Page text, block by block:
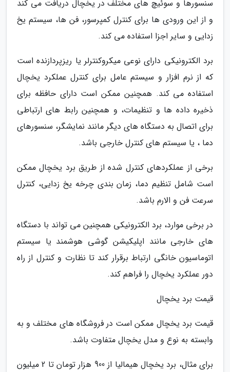
سنسورها و سوئیچ های مختلف در یخچال دریافت می کند
و از این ورودی ها برای کنترل کمپرسور، فن ها، سیستم یخ
زدایی و سایر اجزا استفاده می کند.
برد الکترونیکی دارای نوعی میکروکنترلر یا ریزپردازنده است
که از نرم افزار و سیستم عامل برای کنترل عملکرد یخچال
استفاده می کند. همچنین ممکن است دارای حافظه برای
ذخیره داده ها و تنظیمات، و همچنین رابط های ارتباطی
برای اتصال به دستگاه های دیگر مانند نمایشگر، سنسورهای
دما ، یا سیستم های کنترل خارجی باشد.
برخی از عملکردهای کنترل شده از طریق برد یخچال ممکن
است شامل تنظیم دما، زمان بندی چرخه یخ زدایی، کنترل
سرعت فن و الارم باشد.
در برخی موارد، برد الکترونیکی همچنین می تواند با دستگاه
های خارجی مانند اپلیکیشن گوشی هوشمند یا سیستم
اتوماسیون خانگی ارتباط برقرار کند تا نظارت و کنترل از راه
دور عملکرد یخچال را فراهم کند.
قیمت برد یخچال
قیمت برد یخچال ممکن است در فروشگاه های مختلف و به
وابسته به نوع و مدل یخچال متفاوت باشد.
برای مثال، برد یخچال هیمالیا از 900 هزار تومان تا 2 میلیون